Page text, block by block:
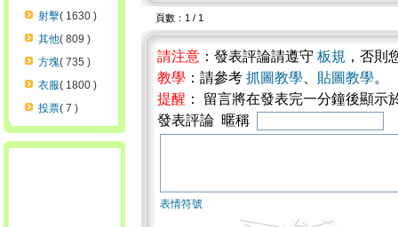
射擊( 1630 )
其他( 809 )
方塊( 735 )
衣服( 1800 )
投票( 7 )
頁數：1 / 1
請注意 ：發表評論請遵守 板規 ，否則
教學 ：請參考 抓圖教學 貼圖教學。
提醒 ： 留言將在發表完一分鐘後顯
發表評論 暱稱
表情符號